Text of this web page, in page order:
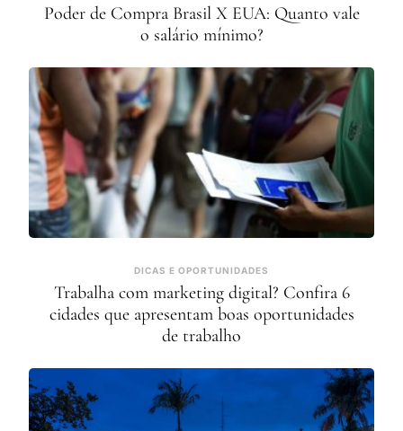
Poder de Compra Brasil X EUA: Quanto vale
o salário mínimo?
DICAS E OPORTUNIDADES
Trabalha com marketing digital? Confira 6
cidades que apresentam boas oportunidades
de trabalho